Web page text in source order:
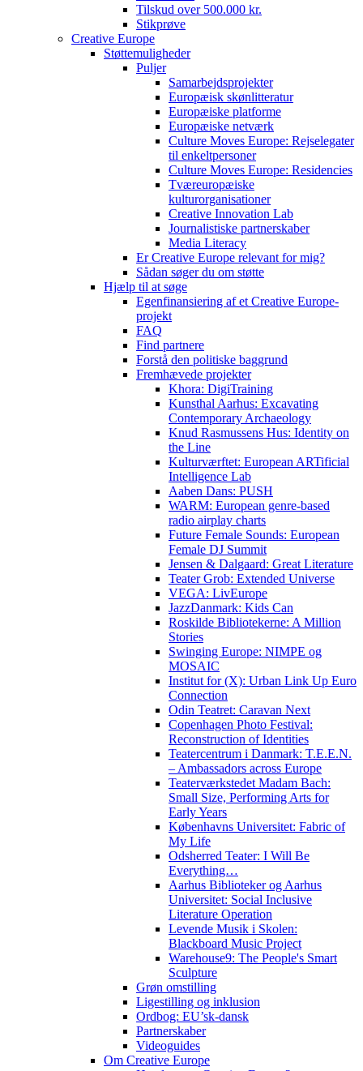
Tilskud over 500.000 kr.
Stikprøve
Creative Europe
Støttemuligheder
Puljer
Samarbejdsprojekter
Europæisk skønlitteratur
Europæiske platforme
Europæiske netværk
Culture Moves Europe: Rejselegater
til enkeltpersoner
Culture Moves Europe: Residencies
Tværeuropæiske
kulturorganisationer
Creative Innovation Lab
Journalistiske partnerskaber
Media Literacy
Er Creative Europe relevant for mig?
Sådan søger du om støtte
Hjælp til at søge
Egenfinansiering af et Creative Europe-
projekt
FAQ
Find partnere
Forstå den politiske baggrund
Fremhævede projekter
Khora: DigiTraining
Kunsthal Aarhus: Excavating
Contemporary Archaeology
Knud Rasmussens Hus: Identity on
the Line
Kulturværftet: European ARTificial
Intelligence Lab
Aaben Dans: PUSH
WARM: European genre-based
radio airplay charts
Future Female Sounds: European
Female DJ Summit
Jensen & Dalgaard: Great Literature
Teater Grob: Extended Universe
VEGA: LivEurope
JazzDanmark: Kids Can
Roskilde Bibliotekerne: A Million
Stories
Swinging Europe: NIMPE og
MOSAIC
Institut for (X): Urban Link Up Euro
Connection
Odin Teatret: Caravan Next
Copenhagen Photo Festival:
Reconstruction of Identities
Teatercentrum i Danmark: T.E.E.N.
– Ambassadors across Europe
Teaterværkstedet Madam Bach:
Small Size, Performing Arts for
Early Years
Københavns Universitet: Fabric of
My Life
Odsherred Teater: I Will Be
Everything…
Aarhus Biblioteker og Aarhus
Universitet: Social Inclusive
Literature Operation
Levende Musik i Skolen:
Blackboard Music Project
Warehouse9: The People's Smart
Sculpture
Grøn omstilling
Ligestilling og inklusion
Ordbog: EU’sk-dansk
Partnerskaber
Videoguides
Om Creative Europe